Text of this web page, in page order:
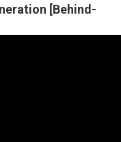
[Behind-